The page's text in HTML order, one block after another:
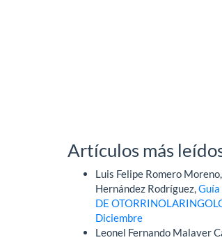
Artículos más
Luis Felipe Romero
Hernández Rodríguez,
DE
Diciembre
Leonel Fernando Malaver